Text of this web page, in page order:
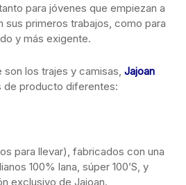
para jóvenes que empiezan a
sus primeros trabajos, como para
y más exigente.
son los trajes y camisas, Jajoan
de producto diferentes:
para llevar), fabricados con una
100% lana, súper 100’S, y
exclusivo de Jajoan.